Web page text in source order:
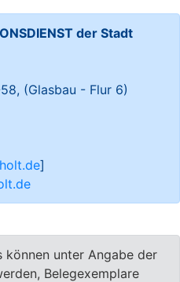
der Stadt
(Glasbau - Flur 6)
]
können unter Angabe der
Belegexemplare